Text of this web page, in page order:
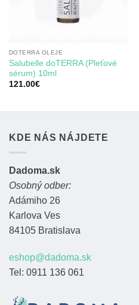
DOTERRA OLEJE
Salubelle doTERRA (Pleťové
sérum) 10ml
121.00€
KDE NÁS NÁJDETE
Dadoma.sk
Osobný odber:
Adámiho 26
Karlova Ves
84105 Bratislava
eshop@dadoma.sk
Tel: 0911 136 061